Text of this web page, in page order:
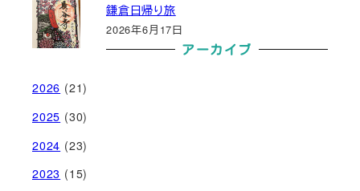
鎌倉日帰り旅
2026年6月17日
アーカイブ
2026 (21)
2025 (30)
2024 (23)
2023 (15)